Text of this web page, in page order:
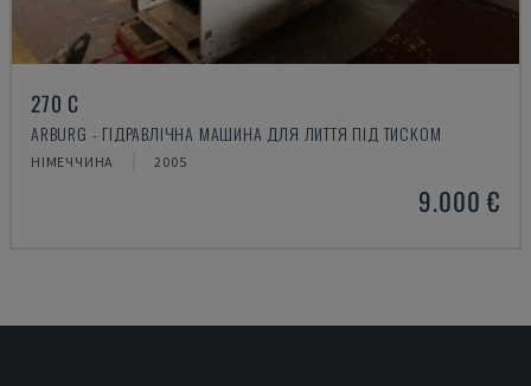
270 C
ARBURG - ГІДРАВЛІЧНА МАШИНА ДЛЯ ЛИТТЯ ПІД ТИСКОМ
НІМЕЧЧИНА 2005
9.000 €